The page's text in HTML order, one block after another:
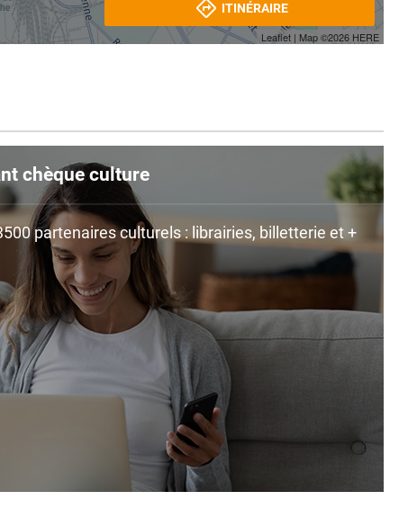
Leaflet | Map ©2026 HERE
ITINÉRAIRE
chèque culture
partenaires culturels : librairies, billetterie et +